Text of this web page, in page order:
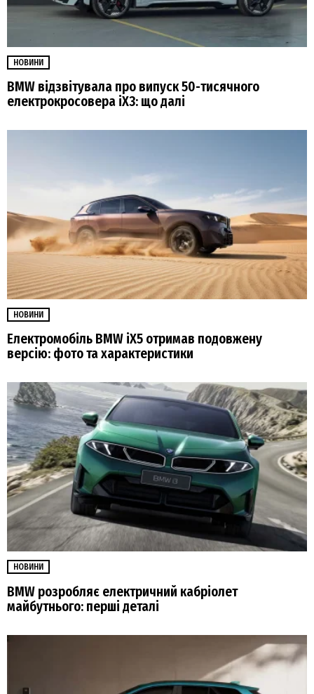
НОВИНИ
BMW відзвітувала про випуск 50-тисячного
електрокросовера iX3: що далі
НОВИНИ
Електромобіль BMW iX5 отримав подовжену
версію: фото та характеристики
НОВИНИ
BMW розробляє електричний кабріолет
майбутнього: перші деталі